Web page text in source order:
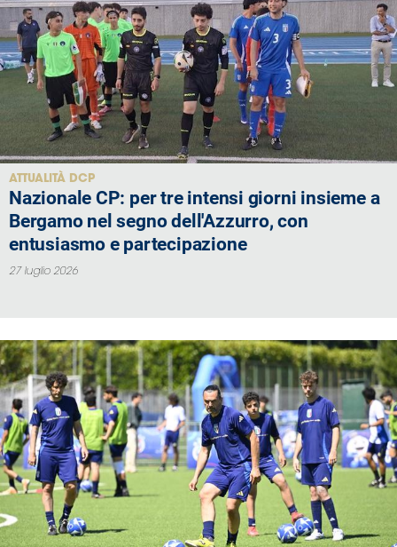
ATTUALITÀ DCP
Nazionale CP: per tre intensi giorni insieme a
Bergamo nel segno dell'Azzurro, con
entusiasmo e partecipazione
27 luglio 2026